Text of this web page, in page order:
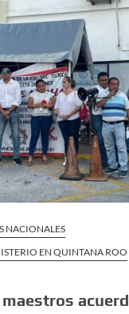
NACIONALES
EN QUINTANA ROO